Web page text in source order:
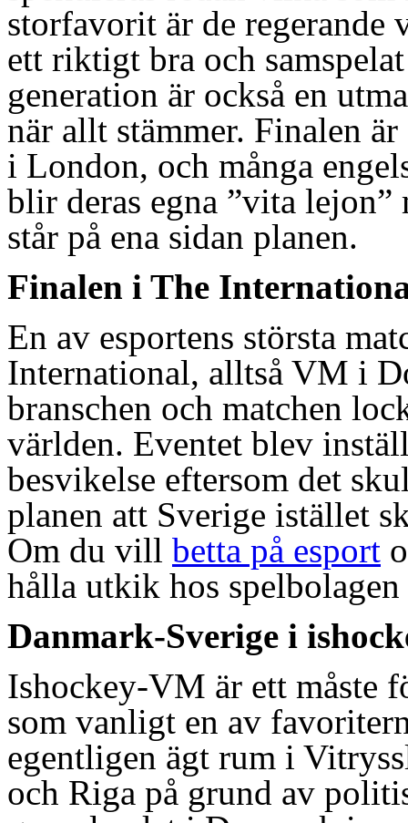
storfavorit är de regerande
ett riktigt bra och
generation är också en
när allt stämmer. Finalen
i London, och många
blir deras egna ”vita lejon”
står på ena sidan planen.
Finalen i The
En av esportens största
International, alltså VM i
branschen och matchen
världen. Eventet blev
besvikelse eftersom det
planen att Sverige istället
Om du vill betta på esport
hålla utkik hos
Danmark-Sverige i
Ishockey-VM är ett måste
som vanligt en av
egentligen ägt rum i
och Riga på grund av